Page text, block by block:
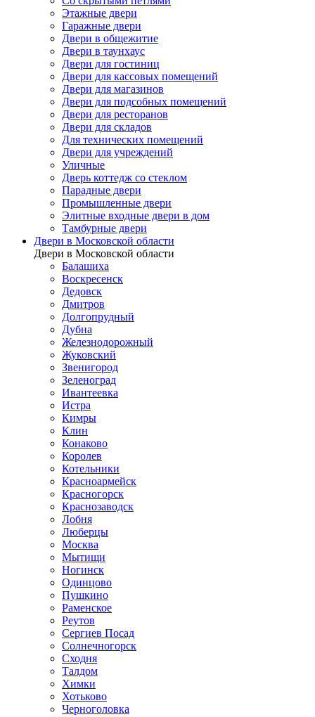
Этажные двери
Гаражные двери
Двери в общежитие
Двери в таунхаус
Двери для гостиниц
Двери для кассовых помещений
Двери для магазинов
Двери для подсобных помещений
Двери для ресторанов
Двери для складов
Для технических помещений
Двери для учреждений
Уличные
Дверь коттедж со стеклом
Парадные двери
Промышленные двери
Элитные входные двери в дом
Тамбурные двери
Двери в Московской области
Двери в Московской области
Балашиха
Воскресенск
Дедовск
Дмитров
Долгопрудный
Дубна
Железнодорожный
Жуковский
Звенигород
Зеленоград
Ивантеевка
Истра
Кимры
Клин
Конаково
Королев
Котельники
Красноармейск
Красногорск
Краснозаводск
Лобня
Люберцы
Москва
Мытищи
Ногинск
Одинцово
Пушкино
Раменское
Реутов
Сергиев Посад
Солнечногорск
Сходня
Талдом
Химки
Хотьково
Черноголовка